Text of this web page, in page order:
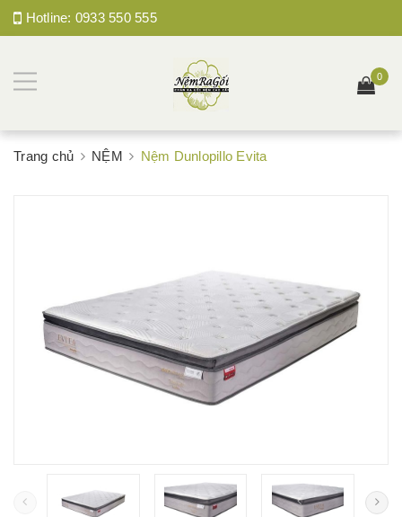
Hotline: 0933 550 555
0
Trang chủ NỆM Nệm Dunlopillo Evita